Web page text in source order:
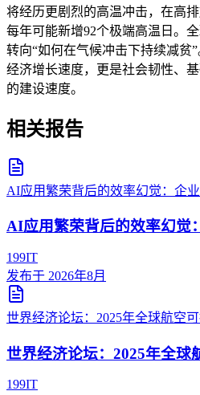
将经历更剧烈的高温冲击，在高
每年可能新增92个极端高温日。
转向“如何在气候冲击下持续减贫
经济增长速度，更是社会韧性、
的建设速度。
相关报告
AI应用繁荣背后的效率幻觉：企
AI应用繁荣背后的效率幻觉
199IT
发布于 2026年8月
世界经济论坛：2025年全球航空
世界经济论坛：2025年全球
199IT